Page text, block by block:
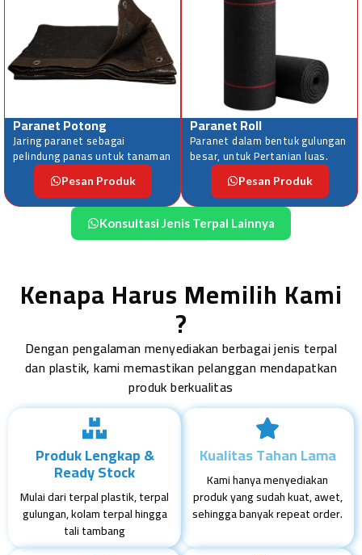
Paranet Potong
Jaring paranet sebagai
pelindung panas untuk tanaman
Pesan Produk
Paranet Roll
Paranet dalam bentuk gulungan
besar, untuk Pertanian luas.
Pesan Produk
Konsultasi Jenis Terpal Lainnya
Kenapa Harus Memilih Kami
?
Dengan pengalaman menyediakan berbagai jenis terpal
dan plastik, kami memastikan pelanggan mendapatkan
produk berkualitas
Produk Lengkap &
Ready Stock
Mulai dari terpal plastik, terpal
gulungan, kolam terpal hingga
tali tambang
Kualitas Tahan Lama
Kami hanya menyediakan
produk yang sudah kuat, awet,
sehingga banyak repeat order.